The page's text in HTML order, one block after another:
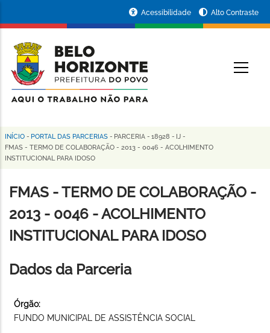
conteúdo
principal
da
Prefeitura
de
Horizonte
Acessibilidade Alto Contraste
Trilha
de
navegação
INÍCIO - PORTAL DAS PARCERIAS - PARCERIA - 18928 - IJ -
FMAS - TERMO DE COLABORAÇÃO - 2013 - 0046 - ACOLHIMENTO
INSTITUCIONAL PARA IDOSO
FMAS - TERMO DE COLABORAÇÃO -
2013 - 0046 - ACOLHIMENTO
INSTITUCIONAL PARA IDOSO
Dados da Parceria
Órgão:
FUNDO MUNICIPAL DE ASSISTÊNCIA SOCIAL